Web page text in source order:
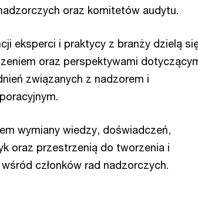
oraz komitetów audytu.
eksperci i praktycy z branży dzielą
oraz perspektywami
związanych z nadzorem i
wymiany wiedzy, doświadczeń,
oraz przestrzenią do tworzenia i
członków rad nadzorczych.